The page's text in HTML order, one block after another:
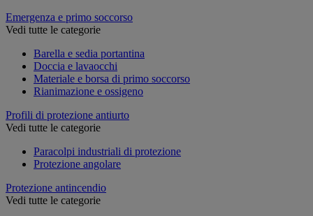
Emergenza e primo soccorso
Vedi tutte le categorie
Barella e sedia portantina
Doccia e lavaocchi
Materiale e borsa di primo soccorso
Rianimazione e ossigeno
Profili di protezione antiurto
Vedi tutte le categorie
Paracolpi industriali di protezione
Protezione angolare
Protezione antincendio
Vedi tutte le categorie